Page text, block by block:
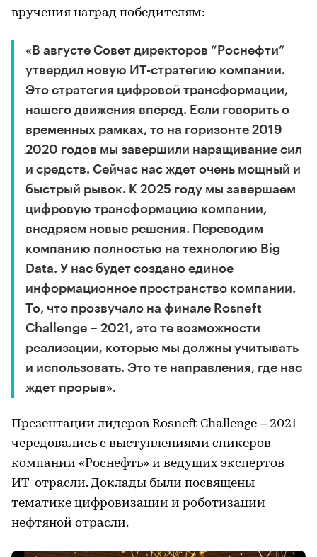
вручения наград победителям:
«В августе Совет директоров “Роснефти”
утвердил новую ИТ-стратегию компании.
Это стратегия цифровой трансформации,
нашего движения вперед. Если говорить о
временных рамках, то на горизонте 2019–
2020 годов мы завершили наращивание сил
и средств. Сейчас нас ждет очень мощный и
быстрый рывок. К 2025 году мы завершаем
цифровую трансформацию компании,
внедряем новые решения. Переводим
компанию полностью на технологию Big
Data. У нас будет создано единое
информационное пространство компании.
То, что прозвучало на финале Rosneft
Challenge – 2021, это те возможности
реализации, которые мы должны учитывать
и использовать. Это те направления, где нас
ждет прорыв».
Презентации лидеров Rosneft Challenge – 2021
чередовались с выступлениями спикеров
компании «Роснефть» и ведущих экспертов
ИТ-отрасли. Доклады были посвящены
тематике цифровизации и роботизации
нефтяной отрасли.